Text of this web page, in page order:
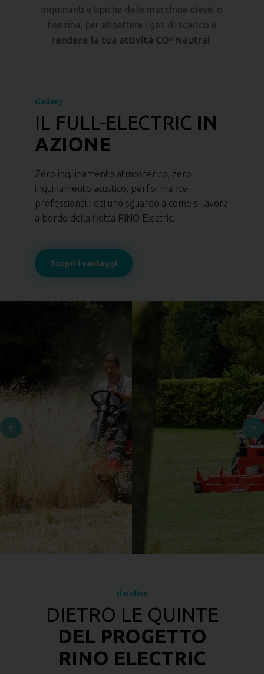
inquinanti e tipiche delle macchine diesel o
benzina, per abbattere i gas di scarico e
rendere la tua attività CO² Neutral
Gallery
IL FULL-ELECTRIC IN
AZIONE
Zero inquinamento atmosferico, zero
inquinamento acustico, performance
professionali: dai uno sguardo a come si lavora
a bordo della flotta RINO Electric.
Scopri i vantaggi
timeline
DIETRO LE QUINTE
DEL PROGETTO
RINO ELECTRIC